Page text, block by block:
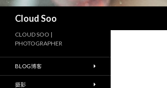
Cloud Soo
CLOUD SOO |
PHOTOGRAPHER
BLOG博客
摄影